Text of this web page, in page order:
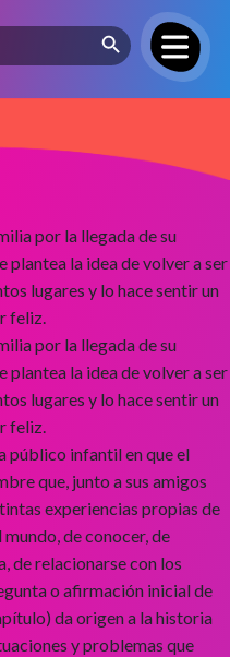
Search Button
por la llegada de su
plantea la idea de volver a ser
lugares y lo hace sentir un
feliz.
por la llegada de su
plantea la idea de volver a ser
lugares y lo hace sentir un
feliz.
público infantil en que el
que, junto a sus amigos
experiencias propias de
de conocer, de
de relacionarse con los
o afirmación inicial de
da origen a la historia
y problemas que